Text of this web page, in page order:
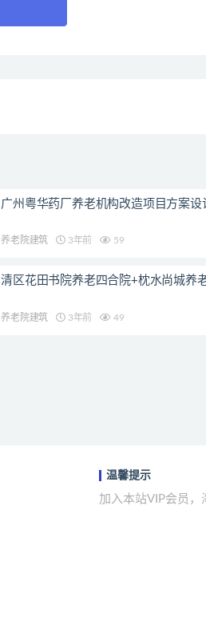
广州粤华药厂养老机构改造项目方案设
养老院建筑 3年前 59
清区花田书院养老四合院+枕水尚城养
养老院建筑 3年前 49
温馨提示
加入本站VIP会员，